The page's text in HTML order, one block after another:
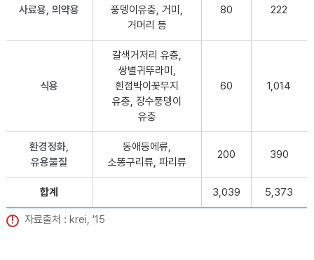
합계 3,039 5,373
사료용, 의약용
풍뎅이유충, 거미,
거머리 등
80 222
식용
갈색거저리 유충,
쌍별귀뚜라미,
흰점박이꽃무지
유충, 장수풍뎅이
유충
60 1,014
환경정화,
유용물질
동애등에류,
소똥구리류, 파리류
200 390
자료출처 : krei, '15